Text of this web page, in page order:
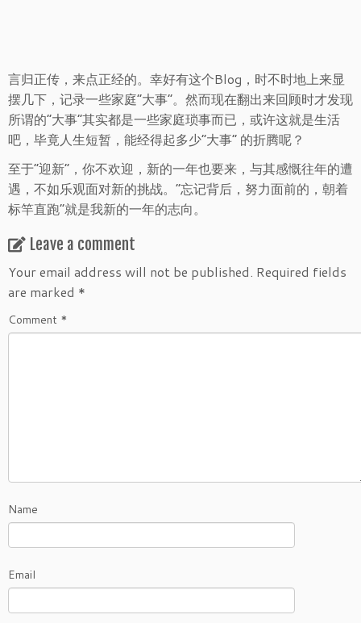
言归正传，来点正经的。幸好有这个Blog，时不时地上来显
摆几下，记录一些家庭“大事”。然而现在翻出来回顾时才发现
所谓的“大事”其实都是一些家庭琐事而已，或许这就是生活
吧，毕竟人生短暂，能经得起多少“大事” 的折腾呢？
至于“迎新”，你不欢迎，新的一年也要来，与其感慨往年的遭
遇，不如乐观面对新的挑战。“忘记背后，努力面前的，朝着
标竿直跑”就是我新的一年的志向。
Leave a comment
Your email address will not be published. Required fields
are marked *
Comment *
Name
Email